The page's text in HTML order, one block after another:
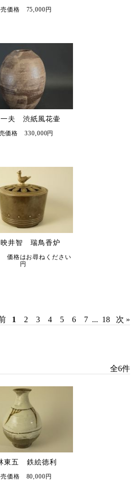
価格 75,000円
一夫 渋紙風花壷
価格 330,000円
映井智 瑞鳥香炉
価格はお尋ねください
円
1 2 3 4 5 6 7 ... 18 次 »
全6件
東五 鉄絵徳利
価格 80,000円